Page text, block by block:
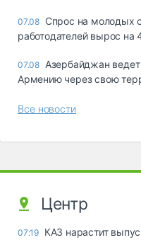
07.08 Спрос на молодых
работодателей вырос на
07.08 Азербайджан ведет
Армению через свою
Все новости
Центр
07:19 КАЗ нарастит